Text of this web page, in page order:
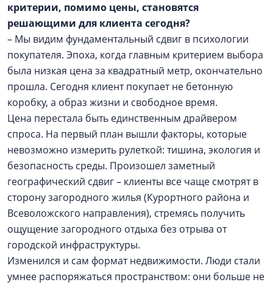
критерии, помимо цены, становятся
решающими для клиента сегодня?
– Мы видим фундаментальный сдвиг в психологии
покупателя. Эпоха, когда главным критерием выбора
была низкая цена за квадратный метр, окончательно
прошла. Сегодня клиент покупает не бетонную
коробку, а образ жизни и свободное время.
Цена перестала быть единственным драйвером
спроса. На первый план вышли факторы, которые
невозможно измерить рулеткой: тишина, экология и
безопасность среды. Произошел заметный
географический сдвиг – клиенты все чаще смотрят в
сторону загородного жилья (Курортного района и
Всеволожского направления), стремясь получить
ощущение загородного отдыха без отрыва от
городской инфраструктуры.
Изменился и сам формат недвижимости. Люди стали
умнее распоряжаться пространством: они больше не